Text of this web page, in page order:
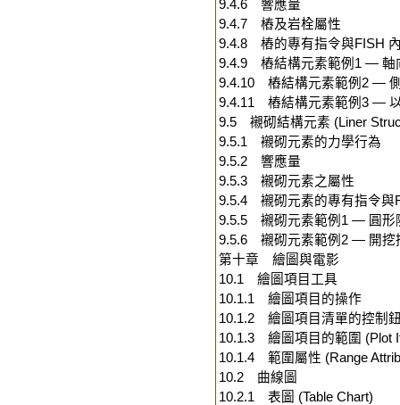
9.4.6 響應量
9.4.7 樁及岩栓屬性
9.4.8 樁的專有指令與FISH
9.4.9 樁結構元素範例1 — 軸
9.4.10 樁結構元素範例2 —
9.4.11 樁結構元素範例3 —
9.5 襯砌結構元素 (Liner
9.5.1 襯砌元素的力學行為
9.5.2 響應量
9.5.3 襯砌元素之屬性
9.5.4 襯砌元素的專有指令與
9.5.5 襯砌元素範例1 — 圓形
9.5.6 襯砌元素範例2 — 開挖
第十章 繪圖與電影
10.1 繪圖項目工具
10.1.1 繪圖項目的操作
10.1.2 繪圖項目清單的控制
10.1.3 繪圖項目的範圍 (Plot
10.1.4 範圍屬性 (Range
10.2 曲線圖
10.2.1 表圖 (Table Chart)